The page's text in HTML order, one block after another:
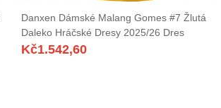
Danxen Dámské Malang Gomes #7 Žlutá
Daleko Hráčské Dresy 2025/26 Dres
Kč1.542,60